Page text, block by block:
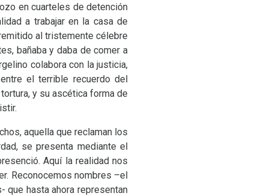
en cuarteles de detención
a trabajar en la casa de
al tristemente célebre
bañaba y daba de comer a
colabora con la justicia,
el terrible recuerdo del
y su ascética forma de
aquella que reclaman los
se presenta mediante el
Aquí la realidad nos
Reconocemos nombres –el
que hasta ahora representan